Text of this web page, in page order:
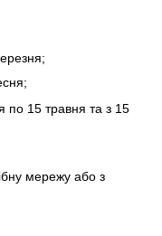
по 15 травня та з 15
мережу або з